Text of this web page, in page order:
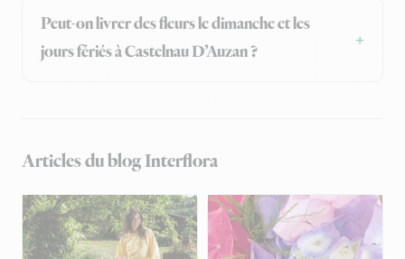
Peut-on livrer des fleurs le dimanche et les
jours fériés à Castelnau D’Auzan ?
Articles du blog Interflora